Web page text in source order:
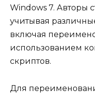
Windows 7. Авторы
учитывая
включая
использованием
скриптов.
Для